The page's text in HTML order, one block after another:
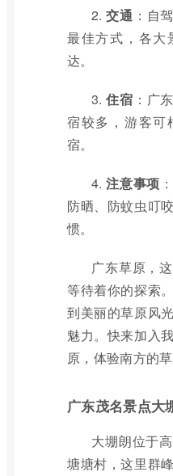
2.交通 ：自
最佳方式，各大
达。
3.住宿 ：广
宿较多，游客可
宿。
4.注意事项
防晒、防蚊虫叮
惯。
广东草原，
等待着你的探索
到美丽的草原风
魅力。快来加入
原，体验南方的
广东茂名景点大
大堋朗位于
塘塘村，这里群